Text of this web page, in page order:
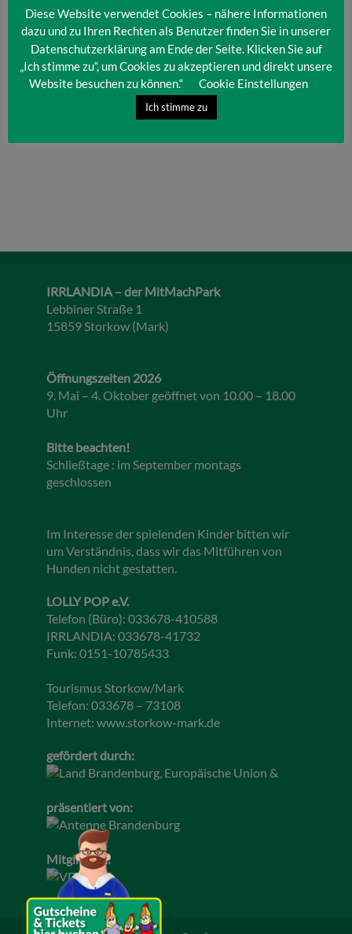
Unsere Gäste(1)
IRRLANDIA – der MitMachPark
Lebbiner Straße 1
15859 Storkow (Mark)
Öffnungszeiten 2026
9. Mai – 4. Oktober geöffnet von 10.00 – 18.00
Uhr
Bitte beachten!
Schließtage : im September montags
geschlossen
Im Interesse der spielenden Kinder bitten wir
um Verständnis, dass wir das Mitführen von
Hunden nicht gestatten.
LOLLY POP e.V.
Telefon (Büro): 033678-410588
IRRLANDIA: 033678-41732
Funk: 0151-10785433
Tourismus Storkow/Mark
Telefon: 033678 – 73108
Internet: www.storkow-mark.de
gefördert durch:
präsentiert von:
Mitglied im:
Diese Website verwendet Cookies – nähere Informationen
dazu und zu Ihren Rechten als Benutzer finden Sie in unserer
Datenschutzerklärung am Ende der Seite. Klicken Sie auf
„Ich stimme zu“, um Cookies zu akzeptieren und direkt unsere
Website besuchen zu können.“
Cookie Einstellungen
Ich stimme zu